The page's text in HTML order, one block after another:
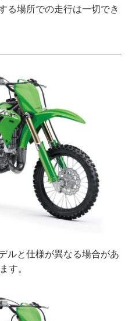
る場所での走行は一切でき
ルと仕様が異なる場合があ
す。